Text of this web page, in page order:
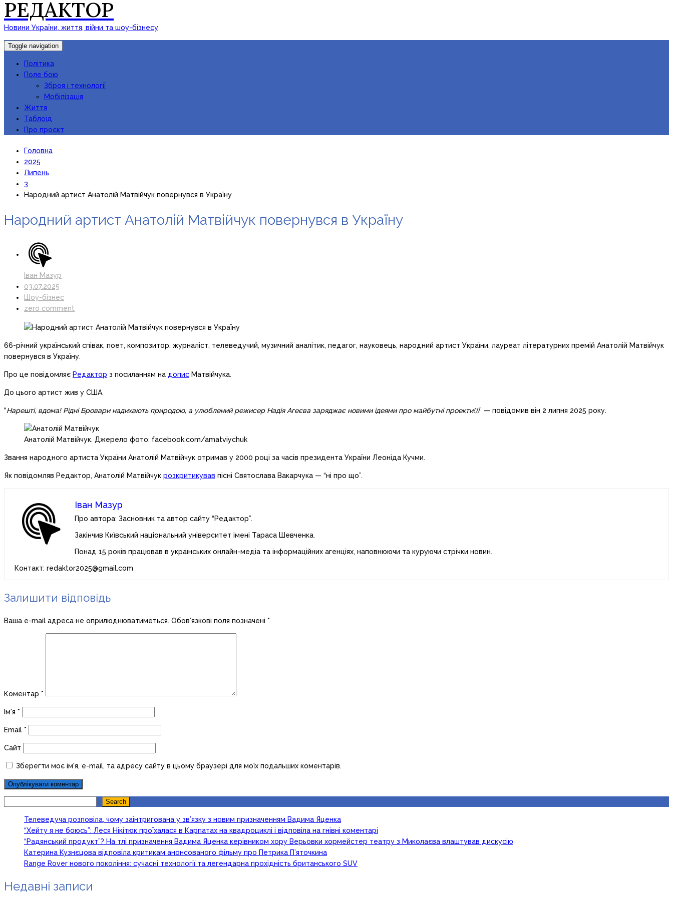
РЕДАКТОР
Новини України, життя, війни та шоу-бізнесу
Toggle navigation
Політика
Поле бою
Зброя і технології
Мобілізація
Життя
Таблоїд
Про проєкт
Головна
2025
Липень
3
Народний артист Анатолій Матвійчук повернувся в Україну
Народний артист Анатолій Матвійчук повернувся в Україну
Іван Мазур
03.07.2025
Шоу-бізнес
zero comment
66-річний український співак, поет, композитор, журналіст, телеведучий, музичний аналітик, педагог, науковець, народний артист України, лауреат літературних премій Анатолій Матвійчук
повернувся в Україну.
Про це повідомляє Редактор з посиланням на допис Матвійчука.
До цього артист жив у США.
“Нарешті, вдома! Рідні Бровари надихають природою, а улюблений режисер Надія Агеєва заряджає новими ідеями про майбутні проекти!))” — повідомив він 2 липня 2025 року.
Анатолій Матвійчук. Джерело фото: facebook.com/amatviychuk
Звання народного артиста України Анатолій Матвійчук отримав у 2000 році за часів президента України Леоніда Кучми.
Як повідомляв Редактор, Анатолій Матвійчук розкритикував пісні Святослава Вакарчука — “ні про що”.
Іван Мазур
Про автора: Засновник та автор сайту “Редактор”.
Закінчив Київський національний університет імені Тараса Шевченка.
Понад 15 років працював в українських онлайн-медіа та інформаційних агенціях, наповнюючи та куруючи стрічки новин.
Контакт: redaktor2025@gmail.com
Залишити відповідь
Ваша e-mail адреса не оприлюднюватиметься. Обов’язкові поля позначені *
Коментар *
Ім'я *
Email *
Сайт
Зберегти моє ім'я, e-mail, та адресу сайту в цьому браузері для моїх подальших коментарів.
Search
Телеведуча розповіла, чому заінтригована у зв’язку з новим призначенням Вадима Яценка
“Хейту я не боюсь”: Леся Нікітюк проїхалася в Карпатах на квадроциклі і відповіла на гнівні коментарі
“Радянський продукт”? На тлі призначення Вадима Яценка керівником хору Верьовки хормейстер театру з Миколаєва влаштував дискусію
Катерина Кузнєцова відповіла критикам анонсованого фільму про Петрика П’яточкина
Range Rover нового покоління: сучасні технології та легендарна прохідність британського SUV
Недавні записи